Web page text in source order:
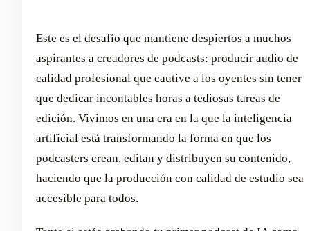
Este es el desafío que mantiene despiertos a muchos
aspirantes a creadores de podcasts: producir audio de
calidad profesional que cautive a los oyentes sin tener
que dedicar incontables horas a tediosas tareas de
edición. Vivimos en una era en la que la inteligencia
artificial está transformando la forma en que los
podcasters crean, editan y distribuyen su contenido,
haciendo que la producción con calidad de estudio sea
accesible para todos.